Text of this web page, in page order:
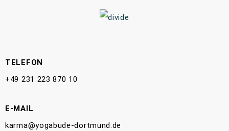
TELEFON
+49 231 223 870 10
E-MAIL
karma@yogabude-dortmund.de